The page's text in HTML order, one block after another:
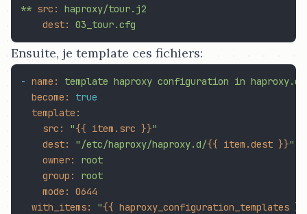
** src:
haproxy/tour.j2
dest:
03_tour.cfg
Ensuite, je template ces fichiers:
- name: template haproxy configuration in haproxy.d
become:
true
template:
src:
"{{ item.src }}"
dest:
"/etc/haproxy/haproxy.d/{{ item.dest }}"
owner:
root
group:
root
mode:
0644
with_items:
"{{ haproxy_configuration_templates }}